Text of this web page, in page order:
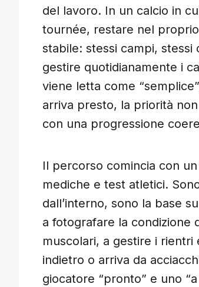
del lavoro. In un calcio in
tournée, restare nel
stabile: stessi campi,
gestire quotidianamente i
viene letta come
arriva presto, la priorità
con una progressione
Il percorso comincia con
mediche e test atletici.
dall’interno, sono la base
a fotografare la condizione
muscolari, a gestire i
indietro o arriva da
giocatore “pronto” e uno